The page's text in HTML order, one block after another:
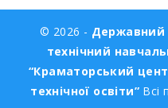
© 2026 - Державний
технічний
“Краматорський
технічної освіти” Всі